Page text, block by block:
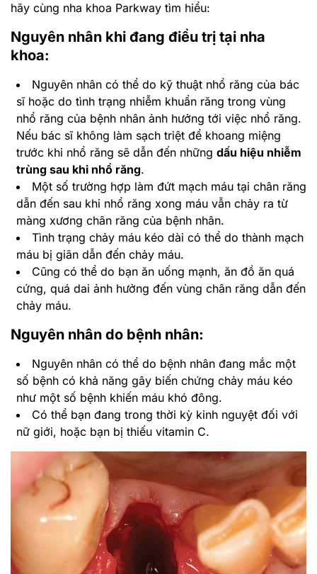
hãy cùng nha khoa Parkway tìm hiểu:
Nguyên nhân khi đang điều trị tại nha
khoa:
Nguyên nhân có thể do kỹ thuật nhổ răng của bác
sĩ hoặc do tình trạng nhiễm khuẩn răng trong vùng
nhổ răng của bệnh nhân ảnh hưởng tới việc nhổ răng.
Nếu bác sĩ không làm sạch triệt để khoang miệng
trước khi nhổ răng sẽ dẫn đến những dấu hiệu nhiễm
trùng sau khi nhổ răng.
Một số trường hợp làm đứt mạch máu tại chân răng
dẫn đến sau khi nhổ răng xong máu vẫn chảy ra từ
màng xương chân răng của bệnh nhân.
Tình trạng chảy máu kéo dài có thể do thành mạch
máu bị giãn dẫn đến chảy máu.
Cũng có thể do bạn ăn uống mạnh, ăn đồ ăn quá
cứng, quá dai ảnh hưởng đến vùng chân răng dẫn đến
chảy máu.
Nguyên nhân do bệnh nhân:
Nguyên nhân có thể do bệnh nhân đang mắc một
số bệnh có khả năng gây biến chứng chảy máu kéo
như một số bệnh khiến máu khó đông.
Có thể bạn đang trong thời kỳ kinh nguyệt đối với
nữ giới, hoặc bạn bị thiếu vitamin C.